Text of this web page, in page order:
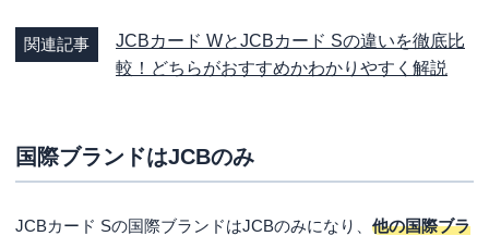
関連記事
JCBカード WとJCBカード Sの違いを徹底比
較！どちらがおすすめかわかりやすく解説
国際ブランドはJCBのみ
JCBカード Sの国際ブランドはJCBのみになり、 他の国際ブラ